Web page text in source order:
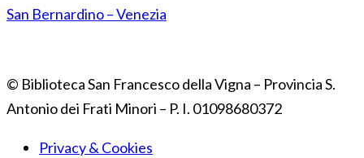
San Bernardino – Venezia
© Biblioteca San Francesco della Vigna – Provincia S.
Antonio dei Frati Minori – P. I. 01098680372
Privacy & Cookies